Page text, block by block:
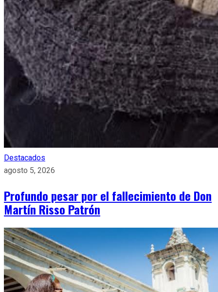
Destacados
agosto 5, 2026
Profundo pesar por el fallecimiento de Don
Martín Risso Patrón